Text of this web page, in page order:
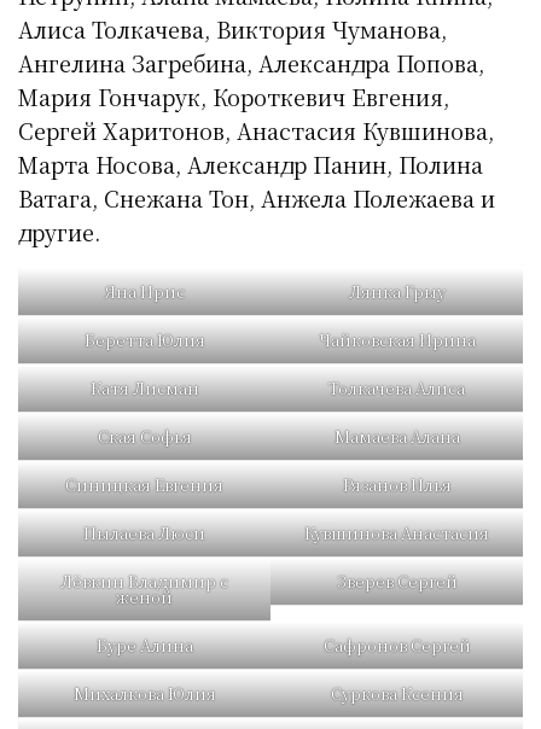
Алиса Толкачева, Виктория Чуманова,
Ангелина Загребина, Александра Попова,
Мария Гончарук, Короткевич Евгения,
Сергей Харитонов, Анастасия Кувшинова,
Марта Носова, Александр Панин, Полина
Ватага, Снежана Тон, Анжела Полежаева и
другие.
Яна Ирис Лянка Грыу
Беретта Юлия Чайковская Ирина
Катя Лисман Толкачева Алиса
Ская Софья Мамаева Алана
Синицкая Евгения Рязанов Илья
Пылаева Люси Кувшинова Анастасия
Лёвкин Владимир с
женой
Зверев Сергей
Буре Алина Сафронов Сергей
Михалкова Юлия Суркова Ксения